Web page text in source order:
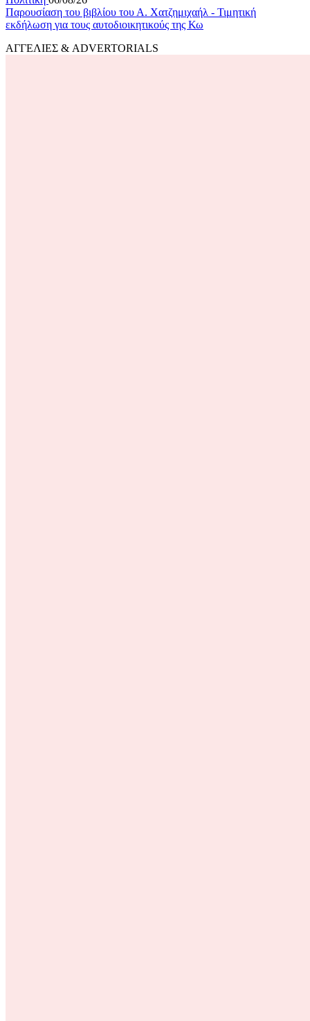
Παρουσίαση του βιβλίου του Α. Χατζημιχαήλ - Τιμητική
εκδήλωση για τους αυτοδιοικητικούς της Κω
ΑΓΓΕΛΙΕΣ & ADVERTORIALS